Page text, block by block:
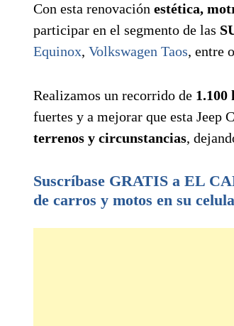
Con esta renovación estética,
participar en el segmento de las
Equinox, Volkswagen Taos, entre
Realizamos un recorrido de
fuertes y a mejorar que esta Jeep
terrenos y circunstancias,
Suscríbase GRATIS a EL
de carros y motos en su